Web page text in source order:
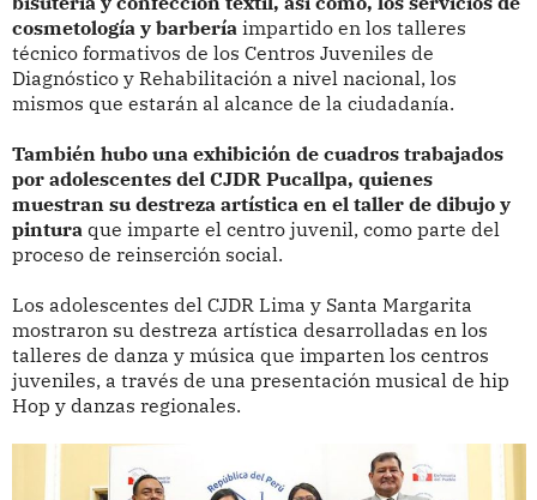
cosmetología y barbería impartido en los talleres
técnico formativos de los Centros Juveniles de
Diagnóstico y Rehabilitación a nivel nacional, los
mismos que estarán al alcance de la ciudadanía.
También hubo una exhibición de cuadros trabajados
por adolescentes del CJDR Pucallpa, quienes
muestran su destreza artística en el taller de dibujo y
pintura que imparte el centro juvenil, como parte del
proceso de reinserción social.
Los adolescentes del CJDR Lima y Santa Margarita
mostraron su destreza artística desarrolladas en los
talleres de danza y música que imparten los centros
juveniles, a través de una presentación musical de hip
Hop y danzas regionales.